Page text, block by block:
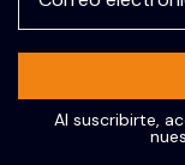
Al suscribirte,